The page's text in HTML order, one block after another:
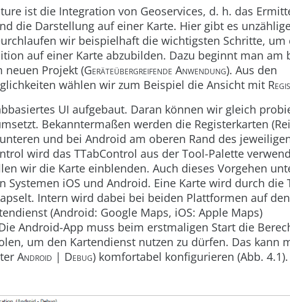
ist die Integration von Geoservices, d. h. das
die Darstellung auf einer Karte. Hier gibt es
wir beispielhaft die wichtigsten Schritte, um
auf einer Karte abzubilden. Dazu beginnt man am
neuen Projekt (Geräteübergreifende Anwendung). Aus den
wählen wir zum Beispiel die Ansicht mit
UI aufgebaut. Daran können wir gleich
Bekanntermaßen werden die Registerkarten
und bei Android am oberen Rand des
wird das TTabControl aus der Tool-Palette
wir die Karte einblenden. Auch dieses Vorgehen
Systemen iOS und Android. Eine Karte wird durch die
Intern wird dabei bei beiden Plattformen auf
(Android: Google Maps, iOS: Apple Maps)
Android-App muss beim erstmaligen Start die
um den Kartendienst nutzen zu dürfen. Das kann
Android | Debug) komfortabel konfigurieren (Abb. 4.1).